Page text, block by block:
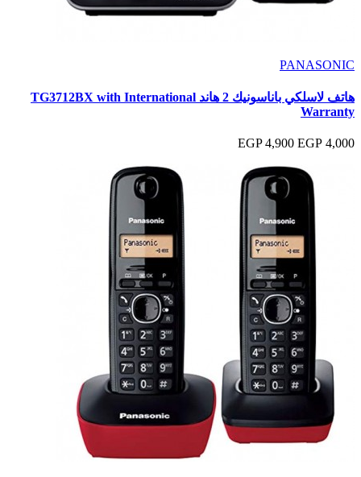
PANASONIC
هاتف لاسلكي باناسونيك 2 هاند TG3712BX with International
Warranty
4,000 EGP
4,900 EGP